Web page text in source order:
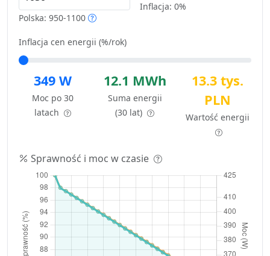
Polska: 950-1100
Inflacja: 0%
Inflacja cen energii (%/rok)
349 W
Moc po 30
latach
12.1 MWh
Suma energii
(30 lat)
13.3 tys.
PLN
Wartość energii
Sprawność i moc w czasie